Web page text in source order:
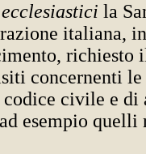
la
italiana,
richiesto
concernenti le
civile e di
esempio